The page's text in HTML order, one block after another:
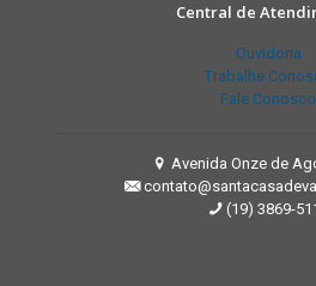
Central de
Ouvidoria
Trabalhe
Fale Conosco
Avenida Onze de
(19) 3869-